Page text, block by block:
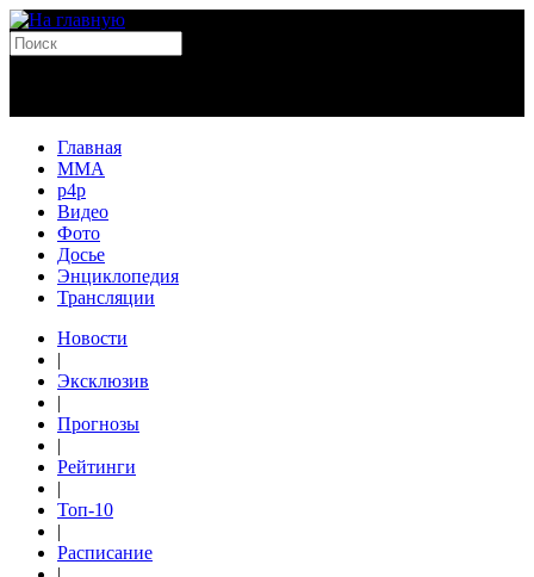
Главная
MMA
p4p
Видео
Фото
Досье
Энциклопедия
Трансляции
Новости
|
Эксклюзив
|
Прогнозы
|
Рейтинги
|
Топ-10
|
Расписание